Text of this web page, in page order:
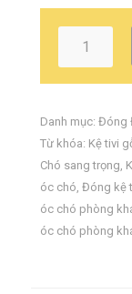
Danh mục: Đóng
Từ khóa: Kệ tivi
Chó sang trọng,
óc chó, Đóng kệ
óc chó phòng
óc chó phòng